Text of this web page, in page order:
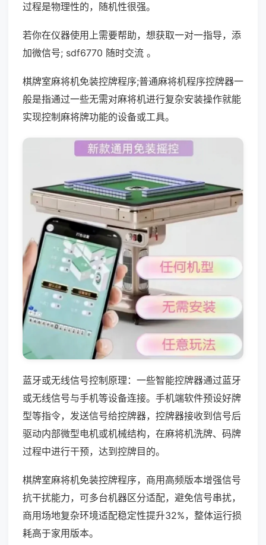
过程是物理性的，随机性很强。
若你在仪器使用上需要帮助，想获取一对一指导，添
加微信号; sdf6770 随时交流 。
棋牌室麻将机免装控牌程序;普通麻将机程序控牌器一
般是指通过一些无需对麻将机进行复杂安装操作就能
实现控制麻将牌功能的设备或工具。
蓝牙或无线信号控制原理：一些智能控牌器通过蓝牙
或无线信号与手机等设备连接。手机端软件预设好牌
型等指令，发送信号给控牌器，控牌器接收到信号后
驱动内部微型电机或机械结构，在麻将机洗牌、码牌
过程中进行干预，达到控牌目的。
棋牌室麻将机免装控牌程序，商用高频版本增强信号
抗干扰能力，可多台机器区分适配，避免信号串扰，
商用场地复杂环境适配稳定性提升32%，整体运行损
耗高于家用版本。